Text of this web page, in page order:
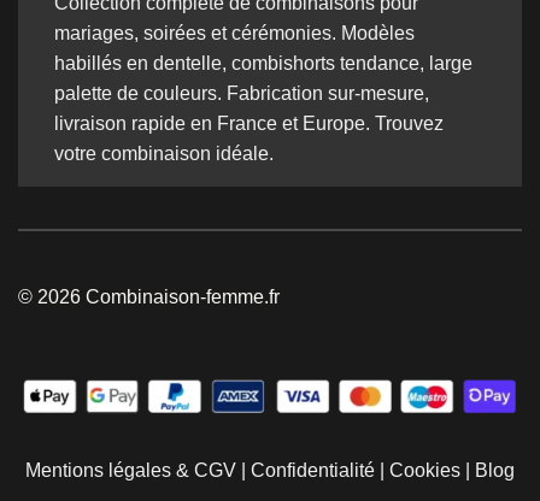
mariages, soirées et cérémonies. Modèles
habillés en dentelle, combishorts tendance, large
palette de couleurs. Fabrication sur-mesure,
livraison rapide en France et Europe. Trouvez
votre combinaison idéale.
© 2026 Combinaison-femme.fr
Mentions légales & CGV Confidentialité Cookies Blog